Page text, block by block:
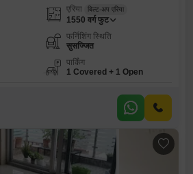
एरिया बिल्ट-अप एरिया
1550 वर्ग फुट
फर्निशिंग स्थिति
सुसज्जित
पार्किंग
1 Covered + 1 Open